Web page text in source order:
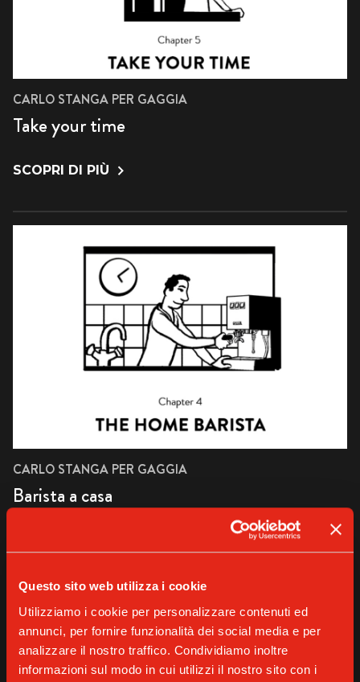
Questo sito web utilizza i cookie
Utilizziamo i cookie per personalizzare contenuti ed
annunci, per fornire funzionalità dei social media e per
analizzare il nostro traffico. Condividiamo inoltre
informazioni sul modo in cui utilizzi il nostro sito con i
CARLO STANGA PER GAGGIA
Take your time
SCOPRI DI PIÙ
CARLO STANGA PER GAGGIA
Barista a casa